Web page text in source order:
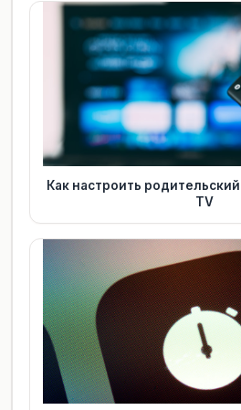
Как настроить
TV